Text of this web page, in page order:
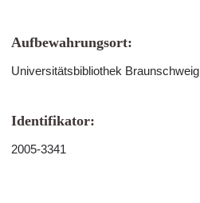
Aufbewahrungsort:
Universitätsbibliothek Braunschweig
Identifikator:
2005-3341